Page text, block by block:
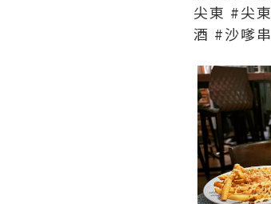
尖東 #尖
酒 #沙嗲